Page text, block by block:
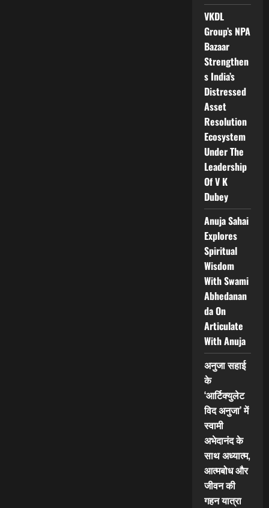
VKDL
Group’s NPA
Bazaar
Strengthen
s India’s
Distressed
Asset
Resolution
Ecosystem
Under The
Leadership
Of V K
Dubey
Anuja Sahai
Explores
Spiritual
Wisdom
With Swami
Abhedanan
da On
Articulate
With Anuja
अनुजा सहाई
के
‘आर्टिक्युलेट
विद अनुजा’ में
स्वामी
अभेदानंद के
साथ अध्यात्म,
आत्मबोध और
जीवन की
गहन यात्रा